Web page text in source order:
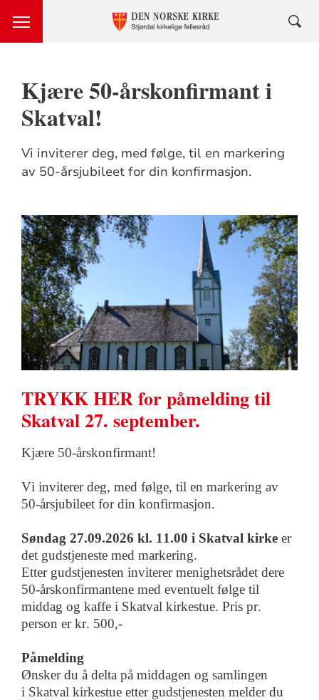
Kjære 50-årskonfirmant i
Skatval!
Vi inviterer deg, med følge, til en markering
av 50-årsjubileet for din konfirmasjon.
TRYKK HER for påmelding til
Skatval 27. september.
Kjære 50-årskonfirmant!
Vi inviterer deg, med følge, til en markering av
50-årsjubileet for din konfirmasjon.
Søndag 27.09.2026 kl. 11.00 i Skatval kirkeer
det gudstjeneste med markering.
Etter gudstjenesten inviterer menighetsrådet dere
50-årskonfirmantene med eventueltfølge til
middag og kaffe i Skatval kirkestue. Prispr.
person er kr. 500,-
Påmelding
Ønskerdu å delta på middagen og samlingen
i Skatval kirkestueetter gudstjenesten melder du